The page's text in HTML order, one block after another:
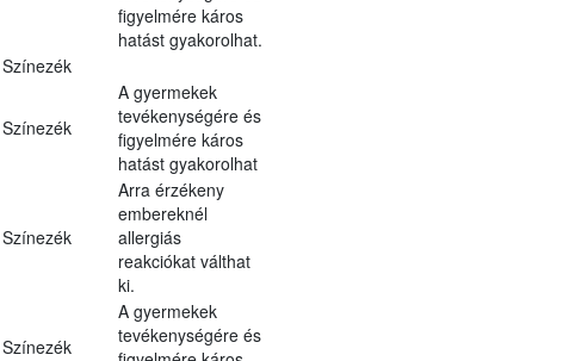
figyelmére káros
hatást gyakorolhat.
Színezék
Színezék
A gyermekek
tevékenységére és
figyelmére káros
hatást gyakorolhat
Színezék
Arra érzékeny
embereknél
allergiás
reakciókat válthat
ki.
Színezék
A gyermekek
tevékenységére és